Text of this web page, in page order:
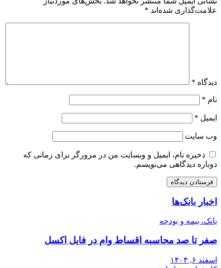
علامت‌گذاری شده‌اند *
دیدگاه *
نام *
ایمیل *
وب‌ سایت
ذخیره نام، ایمیل و وبسایت من در مرورگر برای زمانی که
دوباره دیدگاهی می‌نویسم.
اخبار بانک‌ها
بانک، بیمه و بودجه
صفر تا صد محاسبه اقساط وام در فایل اکسل
اسفند ۶, ۱۴۰۴